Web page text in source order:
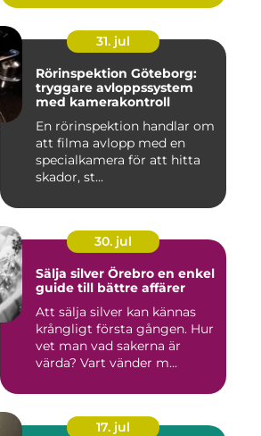
31. jul
Rörinspektion Göteborg:
tryggare avloppssystem
med kamerakontroll
En rörinspektion handlar om
att filma avlopp med en
specialkamera för att hitta
skador, st...
30. jul
Sälja silver Örebro en enkel
guide till bättre affärer
Att sälja silver kan kännas
krångligt första gången. Hur
vet man vad sakerna är
värda? Vart vänder m...
17. jul